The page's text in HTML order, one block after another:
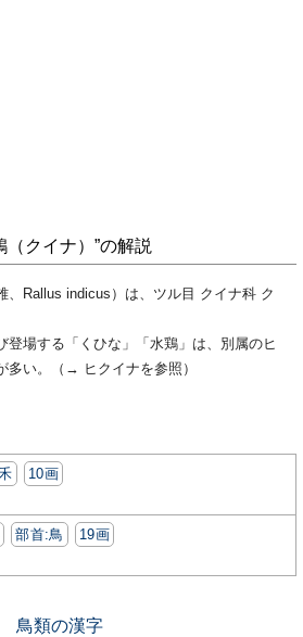
（クイナ）”の解説
、Rallus indicus）は、ツル目 クイナ科 ク
登場する「くひな」「水鶏」は、別属のヒ
多い。（→ ヒクイナを参照）
10画
部首:⿃ 19画
鳥類の漢字